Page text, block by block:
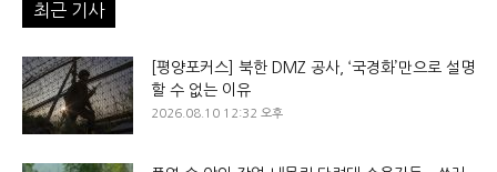
최근 기사
[평양포커스] 북한 DMZ 공사, ‘국경화’만으로 설명
할 수 없는 이유
2026.08.10 12:32 오후